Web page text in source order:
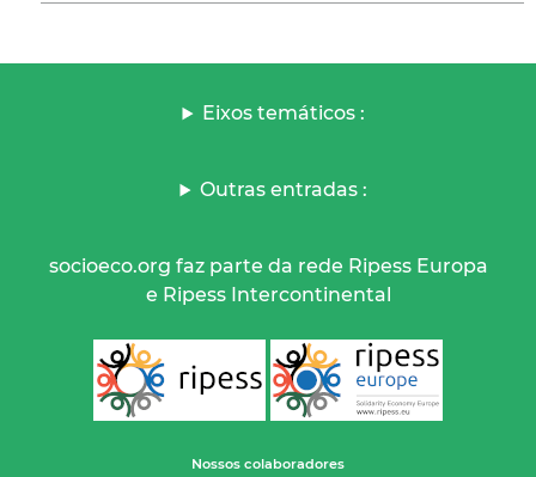
Eixos temáticos :
Outras entradas :
socioeco.org faz parte da rede Ripess Europa
e Ripess Intercontinental
Nossos colaboradores